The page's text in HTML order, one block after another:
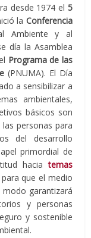
desde 1974 el 5
la Conferencia
Ambiente y al
día la Asamblea
Programa de las
(PNUMA).​ El Día
a sensibilizar a
ambientales,
básicos son
personas para
del desarrollo
primordial de
haciatemas
que el medio
garantizará
y personas
y sostenible